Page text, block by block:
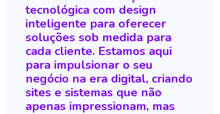
tecnológica com design
inteligente para oferecer
soluções sob medida para
cada cliente. Estamos aqui
para impulsionar o seu
negócio na era digital, criando
sites e sistemas que não
apenas impressionam, mas